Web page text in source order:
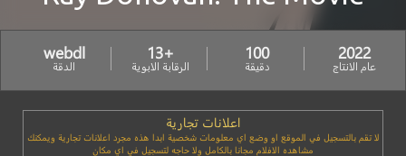
2022
عام الانتاج
100
دقيقة
+13
الرقابة الابوية
webdl
الدقة
اعلانات تجارية
لا تقم بالتسجيل في الموقع او وضع اي معلومات شخصية ابدا هذه مجرد اعلانات تجارية ويمكنك
مشاهده الافلام مجانا بالكامل ولا حاجه لتسجيل في اي مكان